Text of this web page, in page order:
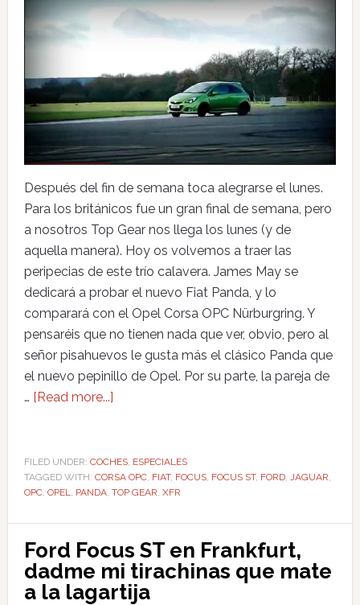
Después del fin de semana toca alegrarse el lunes.
Para los británicos fue un gran final de semana, pero
a nosotros Top Gear nos llega los lunes (y de
aquella manera). Hoy os volvemos a traer las
peripecias de este trío calavera. James May se
dedicará a probar el nuevo Fiat Panda, y lo
comparará con el Opel Corsa OPC Nürburgring. Y
pensaréis que no tienen nada que ver, obvio, pero al
señor pisahuevos le gusta más el clásico Panda que
el nuevo pepinillo de Opel. Por su parte, la pareja de
… [Read more...]
FILED UNDER: COCHES, ESPECIALES
TAGGED WITH: CORSA OPC, FIAT, FOCUS, FOCUS ST, FORD, JAGUAR
OPC, OPEL PANDA, TOP GEAR XFR
Ford Focus ST en Frankfurt,
dadme mi tirachinas que mate
a la lagartija